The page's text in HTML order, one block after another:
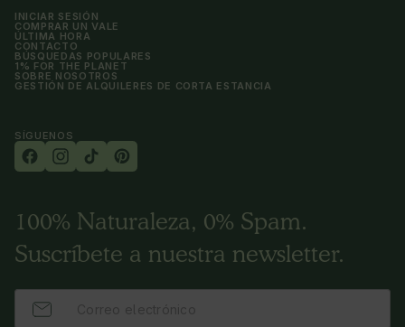
INICIAR SESIÓN
COMPRAR UN VALE
ÚLTIMA HORA
CONTACTO
BÚSQUEDAS POPULARES
1% FOR THE PLANET
SOBRE NOSOTROS
GESTIÓN DE ALQUILERES DE CORTA ESTANCIA
SÍGUENOS
100% Naturaleza, 0% Spam.
Suscríbete a nuestra newsletter.